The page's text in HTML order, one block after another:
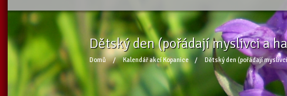
Dětský den (pořádají myslivci a
Domů / Kalendář akcí Kopanice / Dětský den (pořádají